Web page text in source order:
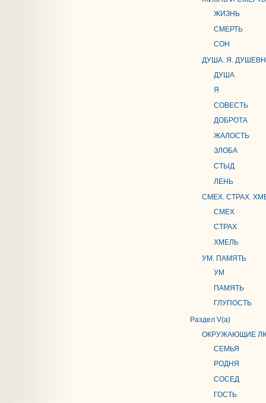
ЖИЗНЬ
СМЕРТЬ
СОН
ДУША. Я.
ДУША
Я
СОВЕСТЬ
ДОБРОТА
ЖАЛОСТЬ
ЗЛОБА
СТЫД
ЛЕНЬ
СМЕХ. СТРАХ.
СМЕХ
СТРАХ
ХМЕЛЬ
УМ. ПАМЯТЬ
УМ
ПАМЯТЬ
ГЛУПОСТЬ
Раздел V(a)
ОКРУЖАЮЩИЕ
СЕМЬЯ
РОДНЯ
СОСЕД
ГОСТЬ